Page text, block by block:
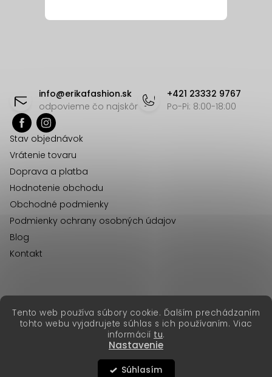
Tento web používa súbory cookie. Ďalším prechádzaním
tohto webu vyjadrujete súhlas s ich používaním. Viac
informácií tu.
Nastavenie
Súhlasím
info@erikafashion.sk
odpovieme čo najskôr
+421 23332 9767
Po-Pi: 8:00-18:00
Stav objednávok
Vrátenie tovaru
Doprava a platba
Hodnotenie obchodu
Obchodné podmienky
Podmienky ochrany osobných údajov
Blog
Kontakt
Vytvoril Shoptet Premium
Copyright 2026Erika Fashion. Všetky práva vyhradené.
erikafashion.cz